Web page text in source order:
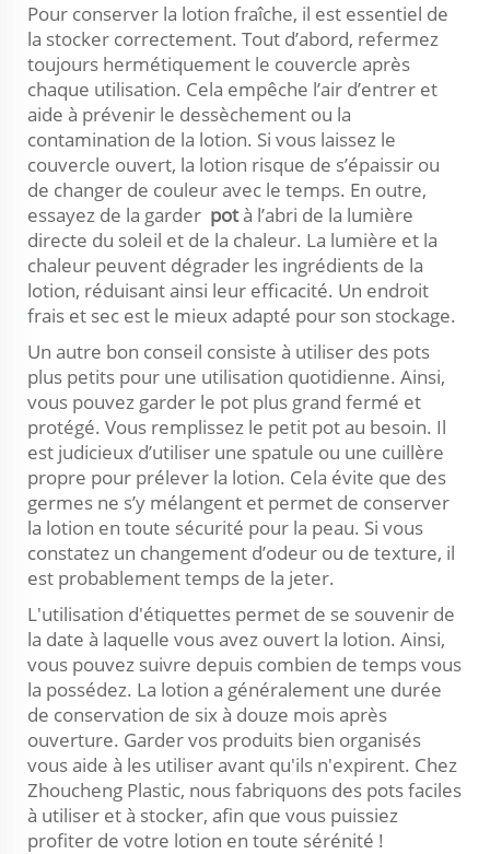
Pour conserver la lotion fraîche, il est essentiel de
la stocker correctement. Tout d’abord, refermez
toujours hermétiquement le couvercle après
chaque utilisation. Cela empêche l’air d’entrer et
aide à prévenir le dessèchement ou la
contamination de la lotion. Si vous laissez le
couvercle ouvert, la lotion risque de s’épaissir ou
de changer de couleur avec le temps. En outre,
essayez de la garder potà l’abri de la lumière
directe du soleil et de la chaleur. La lumière et la
chaleur peuvent dégrader les ingrédients de la
lotion, réduisant ainsi leur efficacité. Un endroit
frais et sec est le mieux adapté pour son stockage.
Un autre bon conseil consiste à utiliser des pots
plus petits pour une utilisation quotidienne. Ainsi,
vous pouvez garder le pot plus grand fermé et
protégé. Vous remplissez le petit pot au besoin. Il
est judicieux d’utiliser une spatule ou une cuillère
propre pour prélever la lotion. Cela évite que des
germes ne s’y mélangent et permet de conserver
la lotion en toute sécurité pour la peau. Si vous
constatez un changement d’odeur ou de texture, il
est probablement temps de la jeter.
L'utilisation d'étiquettes permet de se souvenir de
la date à laquelle vous avez ouvert la lotion. Ainsi,
vous pouvez suivre depuis combien de temps vous
la possédez. La lotion a généralement une durée
de conservation de six à douze mois après
ouverture. Garder vos produits bien organisés
vous aide à les utiliser avant qu'ils n'expirent. Chez
Zhoucheng Plastic, nous fabriquons des pots faciles
à utiliser et à stocker, afin que vous puissiez
profiter de votre lotion en toute sérénité !